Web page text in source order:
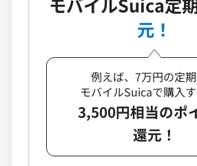
モバイルSuica定
元！
例えば、7万円の定
モバイルSuicaで購入す
3,500円相当のポ
還元！